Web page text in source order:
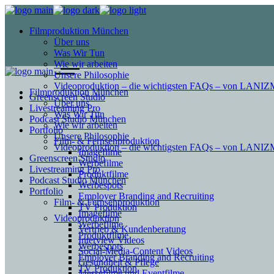
Filmproduktion München
Über uns
Was Wir Tun
Wie wir arbeiten
Unsere Philosophie
Videoproduktion – die wichtigsten FAQs – von
Greenscreen Studio
Livestreaming Pro
Podcast Studio München
Portfolio
Film- & Fernsehproduktion
Imagefilme
Werbefilme
Produktfilme
Werbespots
Employer Branding and Recruiting
TV Produktion
Videoproduktion
Vertrieb & Kundenberatung
Interview Videos
Social-Media-Content Videos
Gesundheit & Pflege
Filmproduktion München
Über uns
Was Wir Tun
Wie wir arbeiten
Unsere Philosophie
Videoproduktion – die wichtigsten FAQs – von
Greenscreen Studio
Livestreaming Pro
Podcast Studio München
Portfolio
Film- & Fernsehproduktion
Imagefilme
Werbefilme
Produktfilme
Werbespots
Employer Branding and Recruiting
TV Produktion